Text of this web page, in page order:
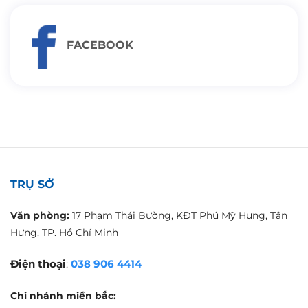
FACEBOOK
TRỤ SỞ
Văn phòng: 17 Phạm Thái Bường, KĐT Phú Mỹ Hưng, Tân
Hưng, TP. Hồ Chí Minh
Điện thoại: 038 906 4414
Chi nhánh miền bắc: